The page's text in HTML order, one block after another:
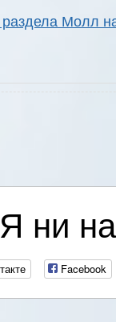
раздела Молл
Я ни
Facebook